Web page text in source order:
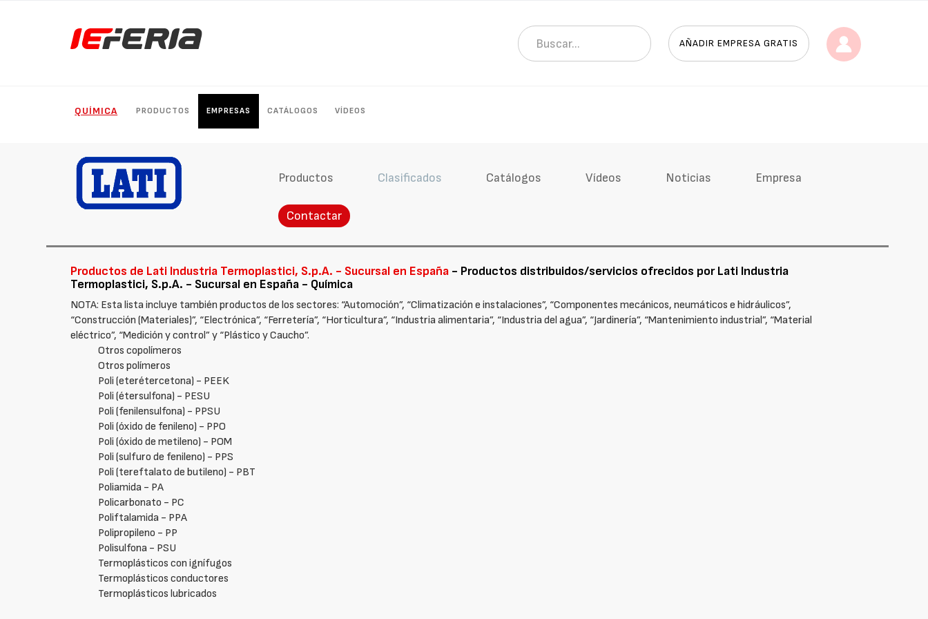
AÑADIR EMPRESA GRATIS
QUÍMICA PRODUCTOS EMPRESAS CATÁLOGOS VÍDEOS
Productos Clasificados Catálogos Vídeos Noticias Empresa
Contactar
Productos de Lati Industria Termoplastici, S.p.A. - Sucursal en España - Productos distribuidos/servicios ofrecidos por Lati Industria
Termoplastici, S.p.A. - Sucursal en España - Química
NOTA: Esta lista incluye también productos de los sectores: “Automoción”, “Climatización e instalaciones”, “Componentes mecánicos, neumáticos e hidráulicos”,
“Construcción (Materiales)”, “Electrónica”, “Ferretería”, “Horticultura”, “Industria alimentaria”, “Industria del agua”, “Jardinería”, “Mantenimiento industrial”, “Material
eléctrico”, “Medición y control” y “Plástico y Caucho”.
Otros copolímeros
Otros polímeros
Poli (eterétercetona) - PEEK
Poli (étersulfona) - PESU
Poli (fenilensulfona) - PPSU
Poli (óxido de fenileno) - PPO
Poli (óxido de metileno) - POM
Poli (sulfuro de fenileno) - PPS
Poli (tereftalato de butileno) - PBT
Poliamida - PA
Policarbonato - PC
Poliftalamida - PPA
Polipropileno - PP
Polisulfona - PSU
Termoplásticos con ignífugos
Termoplásticos conductores
Termoplásticos lubricados